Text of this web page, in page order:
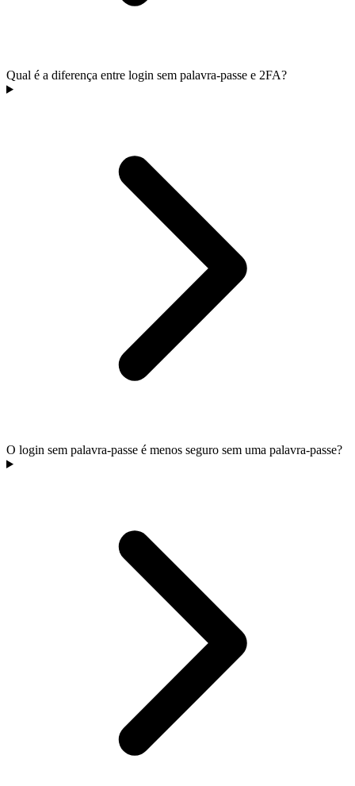
Qual é a diferença entre login sem palavra-passe e 2FA?
O login sem palavra-passe é menos seguro sem uma palavra-passe?